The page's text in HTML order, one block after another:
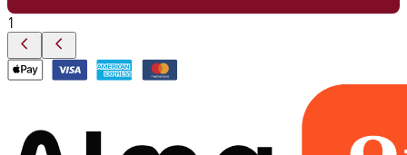
1